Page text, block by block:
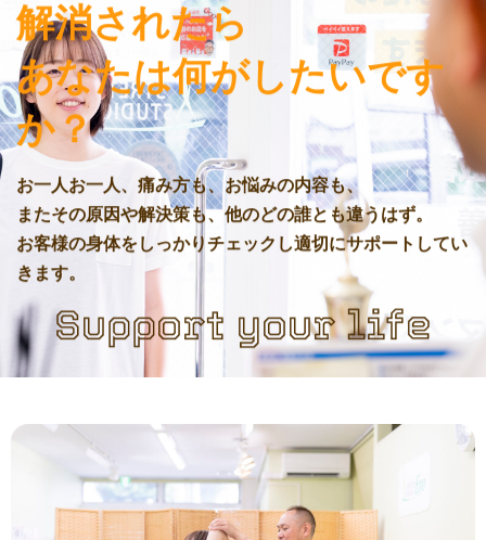
解消されたら
あなたは何がしたいです
か？
お一人お一人、痛み方も、お悩みの内容も、
またその原因や解決策も、他のどの誰とも違うはず。
お客様の身体をしっかりチェックし適切にサポートしてい
きます。
Support your life